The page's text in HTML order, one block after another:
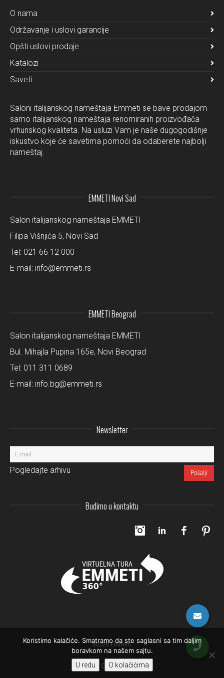
O nama
Održavanje i uslovi garancije
Opšti uslovi prodaje
Katalozi
Saveti
Saloni italijanskog nameštaja Emmeti se bave prodajom
samo italijanskog nameštaja renomiranih proizvođača
vrhunskog kvaliteta. Na usluzi Vam je naše dugogodišnje
iskustvo koje će savetima pomoći da odaberete najbolji
nameštaj.
EMMETI Novi Sad
Salon italijanskog nameštaja EMMETI
Filipa Višnjića 5, Novi Sad
Tel: 021 66 12 000
E-mail: info@emmeti.rs
EMMETI Beograd
Salon italijanskog nameštaja EMMETI
Bul. Mihajla Pupina 165e, Novi Beograd
Tel: 011 311 0689
E-mail: info.bg@emmeti.rs
Newsletter
Pogledajte arhivu
Budimo u kontaktu
InstagramLinkedIn
©2026 Emmeti
Gore
Koristimo kalačiće. Smatramo da ste saglasni sa tim daljim
boravkom na našem sajtu.
U redu
O kolačićima